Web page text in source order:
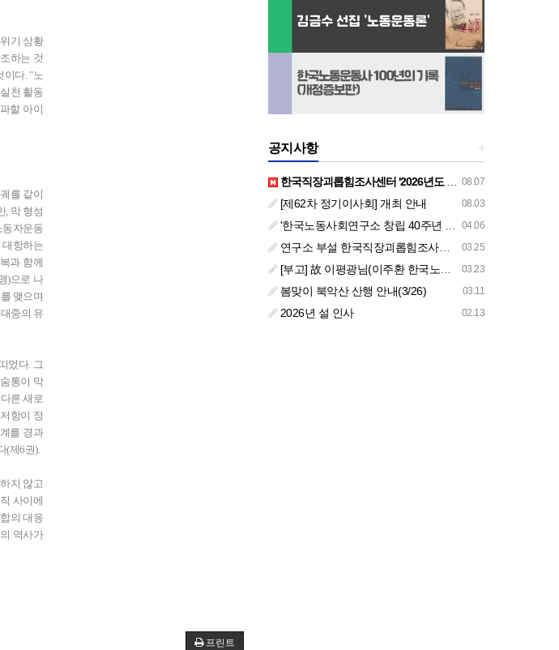
기 상황
하는 것
이다. "노
천 활동
할 아이
를 같이
, 막 형성
동자운동
항하는
과 함께
)으로 나
맺으며
중의 유
었다. 그
통이 막
른 새로
항이 정
를 경과
(제6권).
지 않고
사이에
의 대응
역사가
프린트
+
공지사항
08.07
한국직장괴롭힘조사센터 '2026년도 하반기 주요 사업 안내' (교육/컨설팅)
08.03
[제62차 정기이사회] 개최 안내
04.06
'한국노동사회연구소 창립 40주년 기념 행사 안내'
03.25
연구소 부설 한국직장괴롭힘조사센터 '2026년도 주요 사업 안내' (교육/컨설팅)
03.23
[부고] 故 이평광님(이주환 한국노동사회연구소 부소장 부친상)
03.11
봄맞이 북악산 산행 안내(3/26)
02.13
2026년 설 인사